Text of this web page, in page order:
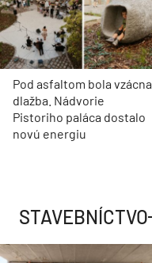
Pod asfaltom bola vzácna
dlažba. Nádvorie
Pistoriho paláca dostalo
novú energiu
STAVEBNÍCTVO